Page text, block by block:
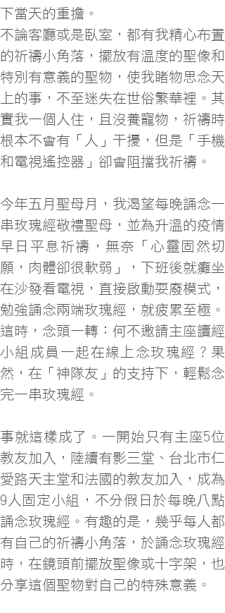
下當天的重擔。
不論客廳或是臥室，都有我精心布置
的祈禱小角落，擺放有溫度的聖像和
特別有意義的聖物，使我睹物思念天
上的事，不至迷失在世俗繁華裡。其
實我一個人住，且沒養寵物，祈禱時
根本不會有「人」干擾，但是「手機
和電視遙控器」卻會阻擋我祈禱。
今年五月聖母月，我渴望每晚誦念一
串玫瑰經敬禮聖母，並為升溫的疫情
早日平息祈禱，無奈「心靈固然切
願，肉體卻很軟弱」，下班後就癱坐
在沙發看電視，直接啟動耍廢模式，
勉強誦念兩端玫瑰經，就疲累至極。
這時，念頭一轉：何不邀請主座讀經
小組成員一起在線上念玫瑰經？果
然，在「神隊友」的支持下，輕鬆念
完一串玫瑰經。
事就這樣成了。一開始只有主座5位
教友加入，陸續有影三堂、台北市仁
愛路天主堂和法國的教友加入，成為
9人固定小組，不分假日於每晚八點
誦念玫瑰經。有趣的是，幾乎每人都
有自己的祈禱小角落，於誦念玫瑰經
時，在鏡頭前擺放聖像或十字架，也
分享這個聖物對自己的特殊意義。